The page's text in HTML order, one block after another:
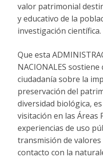
valor patrimonial
y educativo de la
investigación científica.
Que esta
NACIONALES
ciudadanía sobre la
preservación del
diversidad biológica,
visitación en las Áreas
experiencias de uso
transmisión de valores
contacto con la